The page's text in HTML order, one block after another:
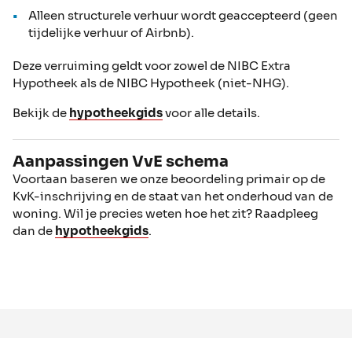
Alleen structurele verhuur wordt geaccepteerd (geen
tijdelijke verhuur of Airbnb).
Deze verruiming geldt voor zowel de NIBC Extra
Hypotheek als de NIBC Hypotheek (niet-NHG).
Bekijk de hypotheekgidsvoor alle details.
Aanpassingen VvE schema
Voortaan baseren we onze beoordeling primair op de
KvK-inschrijving en de staat van het onderhoud van de
woning. Wil je precies weten hoe het zit? Raadpleeg
dan de hypotheekgids.